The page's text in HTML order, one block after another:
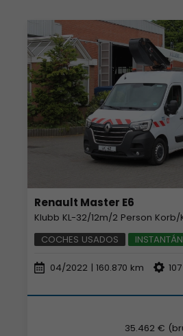
Renault Master E6
Klubb KL-32/12m/2 Person Korb/
COCHES USADOS
04/2022 | 160.870 km
35.462 €